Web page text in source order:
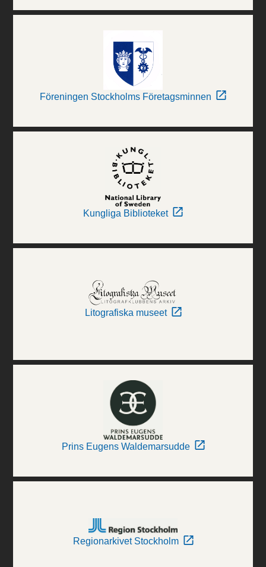
Föreningen Stockholms Företagsminnen
Kungliga Biblioteket
Litografiska museet
Prins Eugens Waldemarsudde
Regionarkivet Stockholm